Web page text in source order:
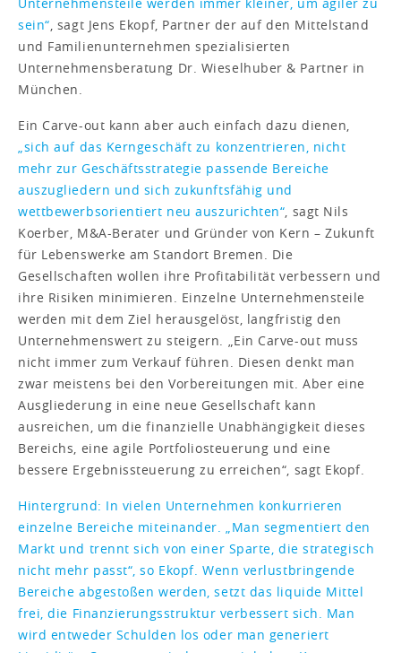
sein“, sagt Jens Ekopf, Partner der auf den Mittelstand
und Familienunternehmen spezialisierten
Unternehmensberatung Dr. Wieselhuber & Partner in
München.
Ein Carve-out kann aber auch einfach dazu dienen,
„sich auf das Kerngeschäft zu konzentrieren, nicht
mehr zur Geschäftsstrategie passende Bereiche
auszugliedern und sich zukunftsfähig und
wettbewerbsorientiert neu auszurichten“, sagt Nils
Koerber, M&A-Berater und Gründer von Kern – Zukunft
für Lebenswerke am Standort Bremen. Die
Gesellschaften wollen ihre Profitabilität verbessern und
ihre Risiken minimieren. Einzelne Unternehmensteile
werden mit dem Ziel herausgelöst, langfristig den
Unternehmenswert zu steigern. „Ein Carve-out muss
nicht immer zum Verkauf führen. Diesen denkt man
zwar meistens bei den Vorbereitungen mit. Aber eine
Ausgliederung in eine neue Gesellschaft kann
ausreichen, um die finanzielle Unabhängigkeit dieses
Bereichs, eine agile Portfoliosteuerung und eine
bessere Ergebnissteuerung zu erreichen“, sagt Ekopf.
Hintergrund: In vielen Unternehmen konkurrieren
einzelne Bereiche miteinander. „Man segmentiert den
Markt und trennt sich von einer Sparte, die strategisch
nicht mehr passt“, so Ekopf. Wenn verlustbringende
Bereiche abgestoßen werden, setzt das liquide Mittel
frei, die Finanzierungsstruktur verbessert sich. Man
wird entweder Schulden los oder man generiert